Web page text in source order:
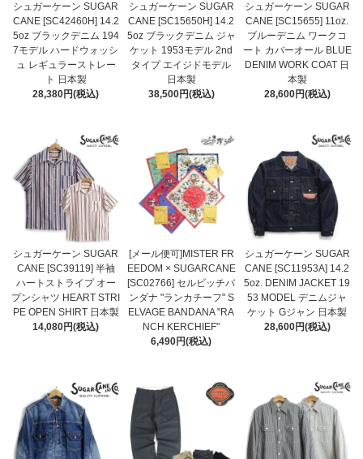
シュガーケーン SUGAR
CANE [SC42460H] 14.2
5oz ブラックデニム 194
7モデル ハードウォッシ
ュ レギュラーストレー
ト 日本製
28,380円(税込)
シュガーケーン SUGAR
CANE [SC15650H] 14.2
5oz ブラックデニム ジャ
ケット 1953モデル 2nd
タイプ エイジドモデル
日本製
38,500円(税込)
シュガーケーン SUGAR
CANE [SC15655] 11oz.
ブルーデニム ワークコ
ート カバーオール BLUE
DENIM WORK COAT 日
本製
28,600円(税込)
シュガーケーン SUGAR
CANE [SC39119] 半袖
ハートストライプ オー
プンシャツ HEART STRI
PE OPEN SHIRT 日本製
14,080円(税込)
[メール便可]MISTER FR
EEDOM × SUGARCANE
[SC02766] セルビッチバ
ンダナ "ランカチーフ" S
ELVAGE BANDANA "RA
NCH KERCHIEF"
6,490円(税込)
シュガーケーン SUGAR
CANE [SC11953A] 14.2
5oz. DENIM JACKET 19
53 MODEL デニムジャ
ケット Gジャン 日本製
28,600円(税込)